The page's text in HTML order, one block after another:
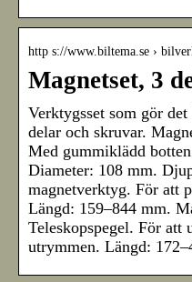
http s://www.biltema.se ›
Magnetset, 3
Verktygsset som gör
delar och skruvar.
Med gummiklädd
Diameter: 108 mm.
magnetverktyg. För att
Längd: 159–844 mm.
Teleskopspegel. För att
utrymmen. Längd: